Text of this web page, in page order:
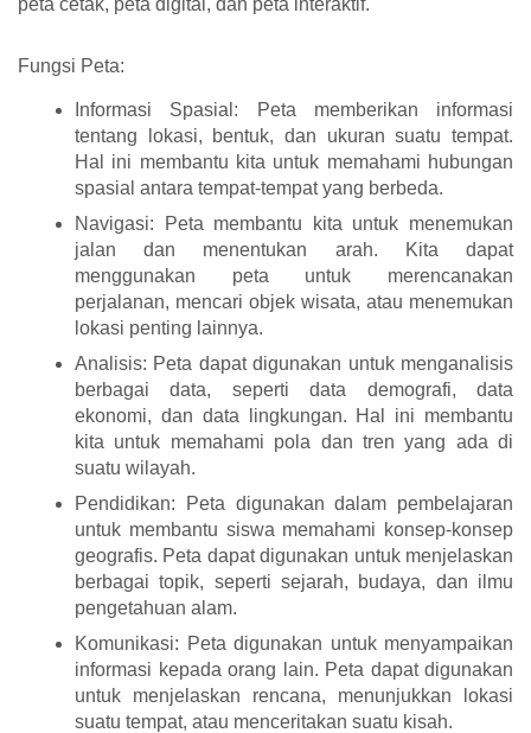
Fungsi Peta:
Informasi Spasial: Peta memberikan informasi
tentang lokasi, bentuk, dan ukuran suatu tempat.
Hal ini membantu kita untuk memahami hubungan
spasial antara tempat-tempat yang berbeda.
Navigasi: Peta membantu kita untuk menemukan
jalan dan menentukan arah. Kita dapat
menggunakan peta untuk merencanakan
perjalanan, mencari objek wisata, atau menemukan
lokasi penting lainnya.
Analisis: Peta dapat digunakan untuk menganalisis
berbagai data, seperti data demografi, data
ekonomi, dan data lingkungan. Hal ini membantu
kita untuk memahami pola dan tren yang ada di
suatu wilayah.
Pendidikan: Peta digunakan dalam pembelajaran
untuk membantu siswa memahami konsep-konsep
geografis. Peta dapat digunakan untuk menjelaskan
berbagai topik, seperti sejarah, budaya, dan ilmu
pengetahuan alam.
Komunikasi: Peta digunakan untuk menyampaikan
informasi kepada orang lain. Peta dapat digunakan
untuk menjelaskan rencana, menunjukkan lokasi
suatu tempat, atau menceritakan suatu kisah.